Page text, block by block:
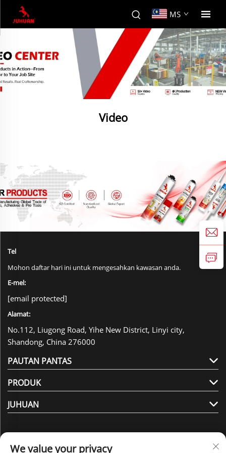
MS
Video
Tel
Mohon daftar hari ini untuk mengesahkan kawasan anda.
E-mel:
[email protected]
Alamat:
No.112, Liugong Road, Yihe New District, Linyi city,
Shandong, China 276000
PAUTAN PANTAS
PRODUK
JUHUAN
We value your privacy